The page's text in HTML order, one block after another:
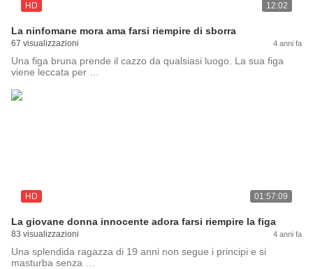
HD 12:02
La ninfomane mora ama farsi riempire di sborra
67 visualizzazioni 4 anni fa
Una figa bruna prende il cazzo da qualsiasi luogo. La sua figa
viene leccata per …
HD 01:57:09
La giovane donna innocente adora farsi riempire la figa
83 visualizzazioni 4 anni fa
Una splendida ragazza di 19 anni non segue i principi e si
masturba senza …